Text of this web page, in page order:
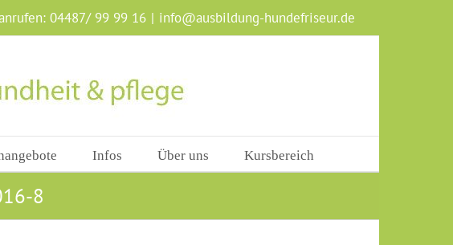
04487/ 99 99 16 | info@ausbildung-hundefriseur.de
Infos Über uns Kursbereich
8